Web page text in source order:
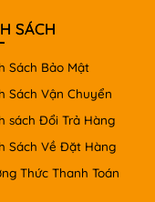
SÁCH
Sách Bảo Mật
Sách Vận Chuyển
sách Đổi Trả Hàng
Sách Về Đặt Hàng
Thức Thanh Toán